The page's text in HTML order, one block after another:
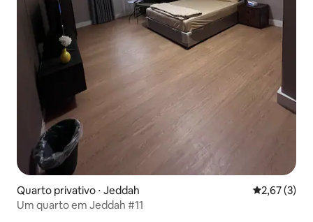
Quarto privativo ⋅ Jeddah 2,67 de
2,67 (3)
Um quarto em Jeddah #11